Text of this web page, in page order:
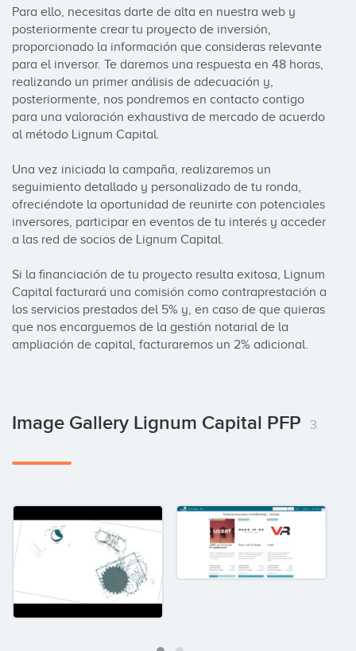
Para ello, necesitas darte de alta en nuestra web y
posteriormente crear tu proyecto de inversión,
proporcionado la información que consideras relevante
para el inversor. Te daremos una respuesta en 48 horas,
realizando un primer análisis de adecuación y,
posteriormente, nos pondremos en contacto contigo
para una valoración exhaustiva de mercado de acuerdo
al método Lignum Capital.
Una vez iniciada la campaña, realizaremos un
seguimiento detallado y personalizado de tu ronda,
ofreciéndote la oportunidad de reunirte con potenciales
inversores, participar en eventos de tu interés y acceder
a las red de socios de Lignum Capital.
Si la financiación de tu proyecto resulta exitosa, Lignum
Capital facturará una comisión como contraprestación a
los servicios prestados del 5% y, en caso de que quieras
que nos encarguemos de la gestión notarial de la
ampliación de capital, facturaremos un 2% adicional.
Image Gallery Lignum Capital PFP 3